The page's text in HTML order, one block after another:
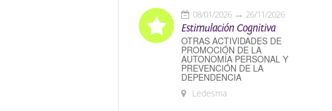
08/01/2026 26/11/2026
Estimulación Cognitiva
OTRAS ACTIVIDADES DE
PROMOCIÓN DE LA
AUTONOMÍA PERSONAL Y
PREVENCIÓN DE LA
DEPENDENCIA
Ledesma